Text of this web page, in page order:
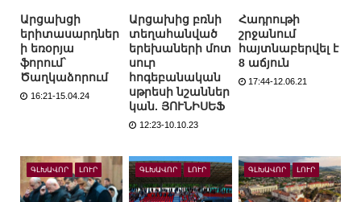
Արցախցի
երիտասարդներ
ի եռօրյա
ֆորում`
Ծաղկաձորում
16:21-15.04.24
Արցախից բռնի
տեղահանված
երեխաների մոտ
սուր
հոգեբանական
սթրեսի նշաններ
կան. ՅՈՒՆԻՍԵՖ
12:23-10.10.23
Հադրութի
շրջանում
հայտնաբերվել է
8 աճյուն
17:44-12.06.21
ԳԼԽԱՎՈՐ ԼՈՒՐ ԳԼԽԱՎՈՐ ԼՈՒՐ ԳԼԽԱՎՈՐ ԼՈՒՐ